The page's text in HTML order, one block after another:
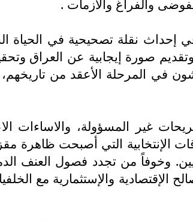
والفراغ والأزمات .
نقلة تصحيحية في الحياة
صورة إيجابية عن العراق
في المرحلة الأعقد من تاريخهم،
غير المسؤولة، والاساءات
الإنتخابية التي أصبحت ظاهرة
وخوفاً من تجدد فصول العنف
والإستثمارية مع